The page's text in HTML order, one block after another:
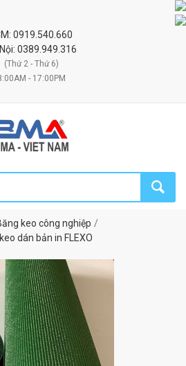
Đối
0919.540.660
0389.949.316
(Thứ 2 - Thứ 6)
- 17:00PM
keo công nghiệp
dán bản in FLEXO